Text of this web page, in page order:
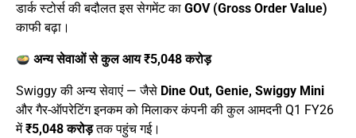
डार्क स्टोर्स की बदौलत इस सेगमेंट का GOV (Gross Order Value)
काफी बढ़ा।
अन्य सेवाओं से कुल आय ₹5,048 करोड़
Swiggy की अन्य सेवाएं — जैसे Dine Out, Genie, Swiggy Mini
और गैर-ऑपरेटिंग इनकम को मिलाकर कंपनी की कुल आमदनी Q1 FY26
में₹5,048 करोड़तक पहुंच गई।